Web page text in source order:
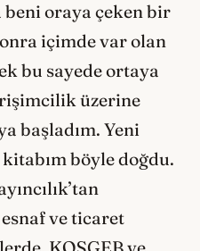
beni oraya çeken bir
içimde var olan
bu sayede ortaya
üzerine
başladım. Yeni
böyle doğdu.
ve ticaret